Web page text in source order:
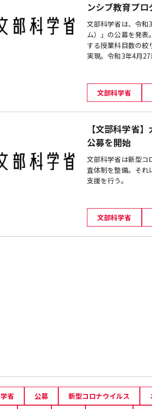
ンシブ教育プ
文部科学省は、令和
ム）」の公募を発表
する授業科目数の絞
実現。令和3年4月27
文部科学省
【文部科学省
公募を開始
文部科学省は新型コ
査体制を整備。それ
支援を行う。
文部科学省
省 公募 新型コロナウイルス